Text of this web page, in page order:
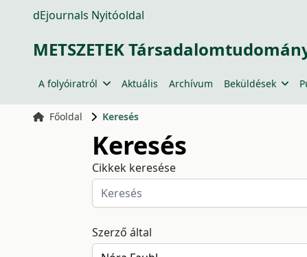
dEjournals Nyitóoldal
METSZETEK
A folyóiratról Aktuális Archívum Beküldések
Főoldal Keresés
Keresés
Cikkek keresése
Szerző által